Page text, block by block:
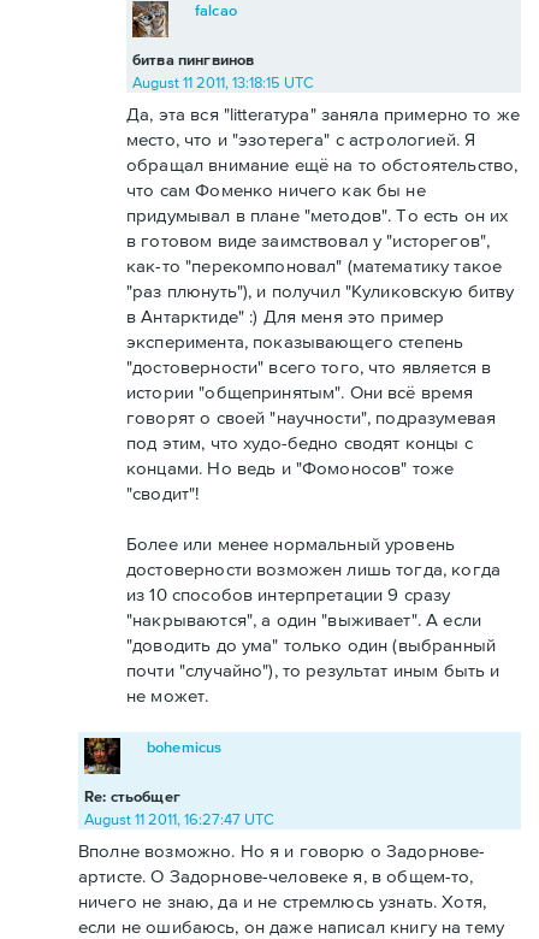
битва пингвинов
falcao
August 11 2011, 13:18:15 UTC
Да, эта вся "litterатура" заняла примерно то же
место, что и "эзотерега" с астрологией. Я
обращал внимание ещё на то обстоятельство,
что сам Фоменко ничего как бы не
придумывал в плане "методов". То есть он их
в готовом виде заимствовал у "исторегов",
как-то "перекомпоновал" (математику такое
"раз плюнуть"), и получил "Куликовскую битву
в Антарктиде" :) Для меня это пример
эксперимента, показывающего степень
"достоверности" всего того, что является в
истории "общепринятым". Они всё время
говорят о своей "научности", подразумевая
под этим, что худо-бедно сводят концы с
концами. Но ведь и "Фомоносов" тоже
"сводит"!
Более или менее нормальный уровень
достоверности возможен лишь тогда, когда
из 10 способов интерпретации 9 сразу
"накрываются", а один "выживает". А если
"доводить до ума" только один (выбранный
почти "случайно"), то результат иным быть и
не может.
Re: стьобщег
bohemicus
August 11 2011, 16:27:47 UTC
Вполне возможно. Но я и говорю о Задорнове-
артисте. О Задорнове-человеке я, в общем-то,
ничего не знаю, да и не стремлюсь узнать. Хотя,
если не ошибаюсь, он даже написал книгу на тему